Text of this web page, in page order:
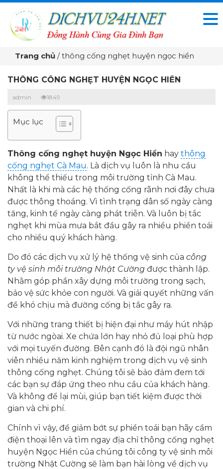
Trang chủ /thông cống nghẹt huyện ngọc hiển
THÔNG CỐNG NGHẸT HUYỆN NGỌC HIỂN
admin 1849
Mục lục
Thông cống nghẹt huyện Ngọc Hiển hay thông
cống nghẹt Cà Mau. Là dịch vụ luôn là nhu cầu
không thể thiếu trong môi trường tỉnh Cà Mau.
Nhất là khi mà các hệ thống cống rãnh nơi đây chưa
được thông thoáng. Vì tình trạng dân số ngày càng
tăng, kinh tế ngày càng phát triễn. Và luôn bị tắc
nghẹt khi mùa mưa bắt đầu gây ra nhiều phiền toái
cho nhiều quý khách hàng.
Do đó các dịch vụ xử lý hệ thống vệ sinh của công
ty vệ sinh môi trường Nhật Cường được thành lập.
Nhằm góp phần xây dựng môi trường trong sạch,
bảo vệ sức khỏe con người. Và giải quyết những vấn
đề khó chịu mà đường cống bị tắc gây ra.
Với những trang thiết bị hiện đại như máy hút nhập
từ nước ngòai. Xe chứa lớn hay nhỏ đủ loại phù hợp
với mọi tuyến đường. Bên cạnh đó là đội ngũ nhân
viên nhiều năm kinh nghiệm trong dịch vụ vệ sinh
thông cống nghẹt. Chúng tôi sẽ bảo đảm đem tới
các bạn sự đáp ứng theo nhu cầu của khách hàng.
Và không để lại mùi, giúp bạn tiết kiệm được thời
gian và chi phí.
Chính vì vậy, để giảm bớt sự phiền toái bạn hãy cầm
điện thoại lên và tìm ngay địa chỉ thông cống nghẹt
huyện Ngọc Hiển của chúng tôi công ty vệ sinh môi
trường Nhật Cường sẽ làm bạn hài lòng về dịch vụ